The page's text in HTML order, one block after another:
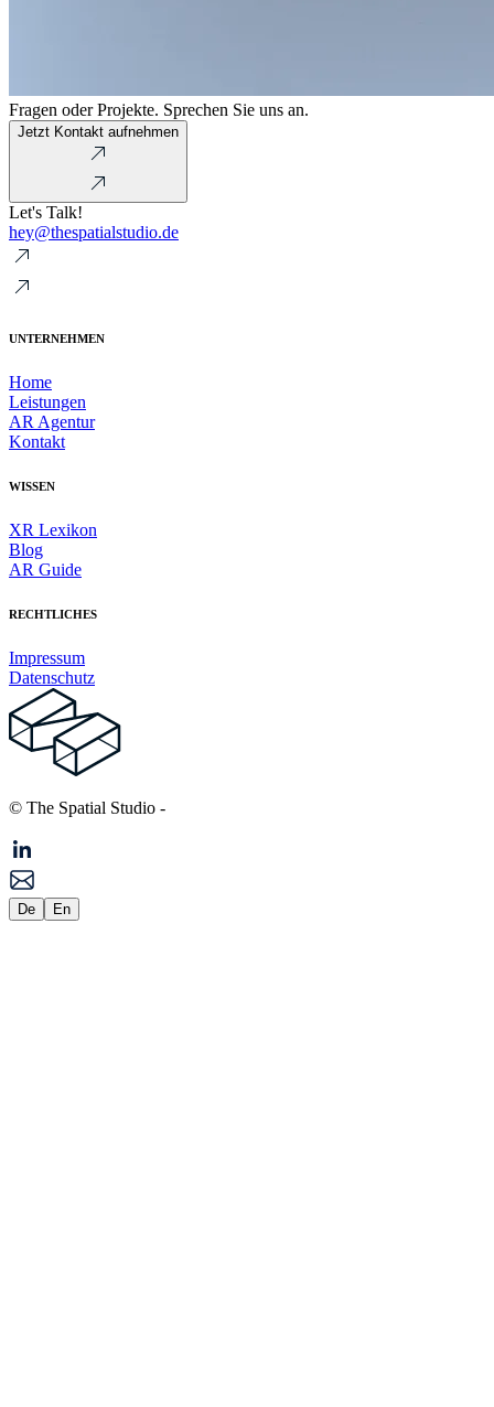
Fragen oder Projekte. Sprechen Sie uns an.
Jetzt Kontakt aufnehmen
Let's Talk!
hey@thespatialstudio.de
UNTERNEHMEN
Home
Leistungen
AR Agentur
Kontakt
WISSEN
XR Lexikon
Blog
AR Guide
RECHTLICHES
Impressum
Datenschutz
© The Spatial Studio -
De En